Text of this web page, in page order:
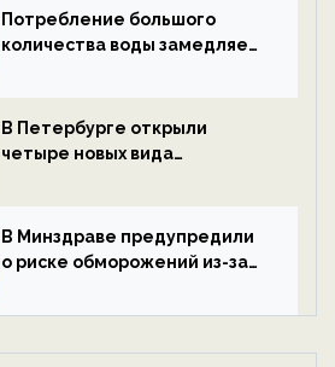
Потребление большого
количества воды замедляет
В Петербурге открыли
четыре новых вида
экологии на ECOportal
В Минздраве предупредили
о риске обморожений из-за
на ECOportal